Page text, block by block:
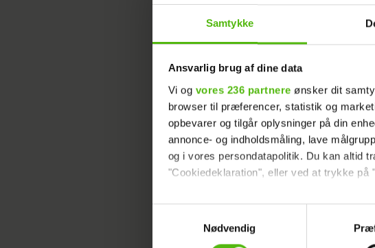
Samtykke
Ansvarlig brug af dine data
Vi og vores 236 partnere ønsker dit
browser til præferencer, statistik og
opbevarer og tilgår oplysninger på din
annonce- og indholdsmåling, lave
og i vores persondatapolitik. Du kan altid
"Cookiedeklaration", eller ved at trykke på
Dine valg anvendes på hele websitet.
Vi ønsker dit samtykke til at indsamle og
Nødvendig
Parret planlægger
KENDTE HEROGNU